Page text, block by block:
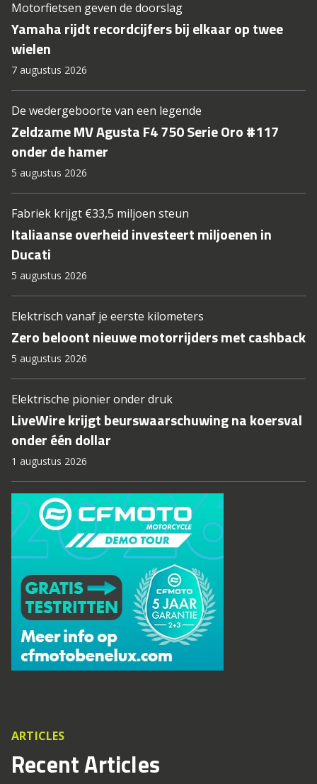
Motorfietsen geven de doorslag
Yamaha rijdt recordcijfers bij elkaar op twee
wielen
7 augustus 2026
De wedergeboorte van een legende
Zeldzame MV Agusta F4 750 Serie Oro #117
onder de hamer
5 augustus 2026
Fabriek krijgt €33,5 miljoen steun
Italiaanse overheid investeert miljoenen in
Ducati
5 augustus 2026
Elektrisch vanaf je eerste kilometers
Zero beloont nieuwe motorrijders met cashback
5 augustus 2026
Elektrische pionier onder druk
LiveWire krijgt beurswaarschuwing na koersval
onder één dollar
1 augustus 2026
ARTICLES
Recent Articles